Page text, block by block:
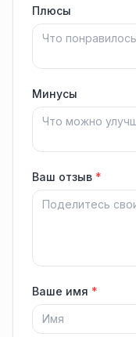
Плюсы
Минусы
Ваш отзыв *
Ваше имя *